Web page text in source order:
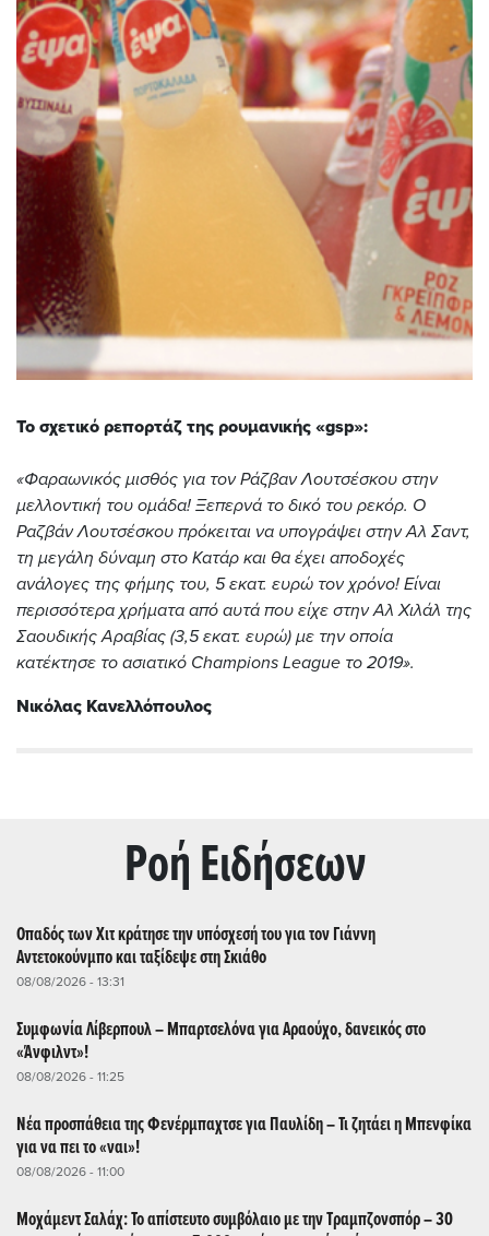
Το σχετικό ρεπορτάζ της ρουμανικής «gsp»:
«Φαραωνικός μισθός για τον Ράζβαν Λουτσέσκου στην
μελλοντική του ομάδα! Ξεπερνά το δικό του ρεκόρ. Ο
Ραζβάν Λουτσέσκου πρόκειται να υπογράψει στην Αλ Σαντ,
τη μεγάλη δύναμη στο Κατάρ και θα έχει αποδοχές
ανάλογες της φήμης του, 5 εκατ. ευρώ τον χρόνο! Είναι
περισσότερα χρήματα από αυτά που είχε στην Αλ Χιλάλ της
Σαουδικής Αραβίας (3,5 εκατ. ευρώ) με την οποία
κατέκτησε το ασιατικό Champions League το 2019».
Νικόλας Κανελλόπουλος
Ρoή Ειδήσεων
Οπαδός των Χιτ κράτησε την υπόσχεσή του για τον Γιάννη
Αντετοκούνμπο και ταξίδεψε στη Σκιάθο
08/08/2026 - 13:31
Συμφωνία Λίβερπουλ – Μπαρτσελόνα για Αραούχο, δανεικός στο
«Άνφιλντ»!
08/08/2026 - 11:25
Νέα προσπάθεια της Φενέρμπαχτσε για Παυλίδη – Τι ζητάει η Μπενφίκα
για να πει το «ναι»!
08/08/2026 - 11:00
Μοχάμεντ Σαλάχ: Το απίστευτο συμβόλαιο με την Τραμπζονσπόρ – 30